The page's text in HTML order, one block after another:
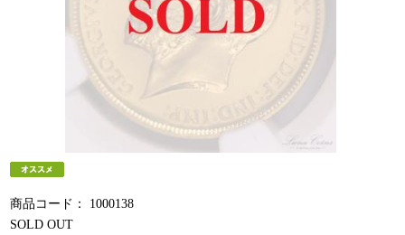
商品コード：
1000138
SOLD OUT